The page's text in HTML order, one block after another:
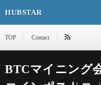
HUBSTAR
TOP Contact
BTCマイニング